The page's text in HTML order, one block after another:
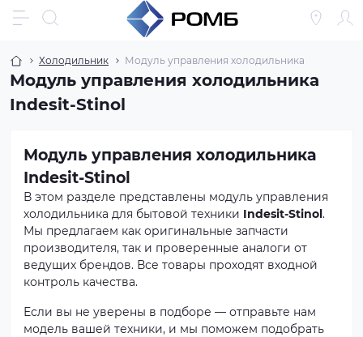
Холодильник Модуль управления холодильника
Модуль управления холодильника
Indesit-Stinol
Модуль управления холодильника
Indesit-Stinol
В этом разделе представлены модуль управления
холодильника для бытовой техники Indesit-Stinol.
Мы предлагаем как оригинальные запчасти
производителя, так и проверенные аналоги от
ведущих брендов. Все товары проходят входной
контроль качества.
Если вы не уверены в подборе — отправьте нам
модель вашей техники, и мы поможем подобрать